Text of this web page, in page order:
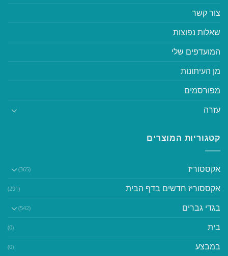
צור קשר
שאלות נפוצות
המועדפים שלי
מן העיתונות
מפורסמים
עזרה
קטגוריות המוצרים
אקססוריז (365)
אקססוריז חדשים בדף הבית (291)
בגדי גברים (542)
בית (0)
במבצע (0)